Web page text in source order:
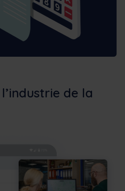
de la